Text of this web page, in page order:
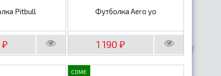
Pitbull
₽
Футболка Aero yo
1 190 ₽
COME